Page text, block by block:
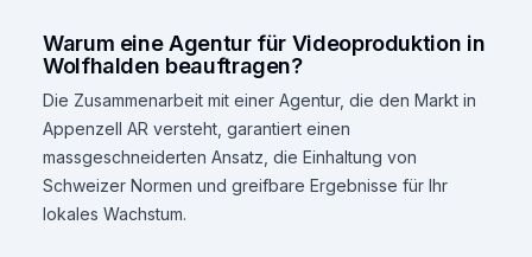
Warum eine Agentur für Videoproduktion in
Wolfhalden beauftragen?
Die Zusammenarbeit mit einer Agentur, die den Markt in
Appenzell AR versteht, garantiert einen
massgeschneiderten Ansatz, die Einhaltung von
Schweizer Normen und greifbare Ergebnisse für Ihr
lokales Wachstum.